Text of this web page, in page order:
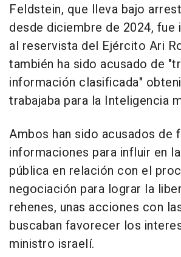
Feldstein, que lleva bajo
desde diciembre de 2024, fue
al reservista del Ejército Ari
también ha sido acusado de
información clasificada"
trabajaba para la Inteligencia
Ambos han sido acusados de
informaciones para influir en
pública en relación con el
negociación para lograr la
rehenes, unas acciones con
buscaban favorecer los
ministro israelí.